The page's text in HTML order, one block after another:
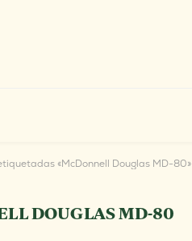
«McDonnell Douglas MD-80»
DOUGLAS MD-80